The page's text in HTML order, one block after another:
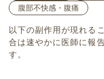
腹部不快感・腹痛
以下の副作用が現れる
合は速やかに医師に報
す。